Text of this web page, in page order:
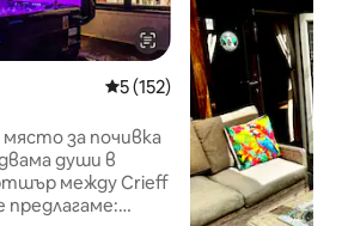
Средна оценка: 5 от 5,
5 (152)
за почивка
души в
между Crieff
предлагаме: